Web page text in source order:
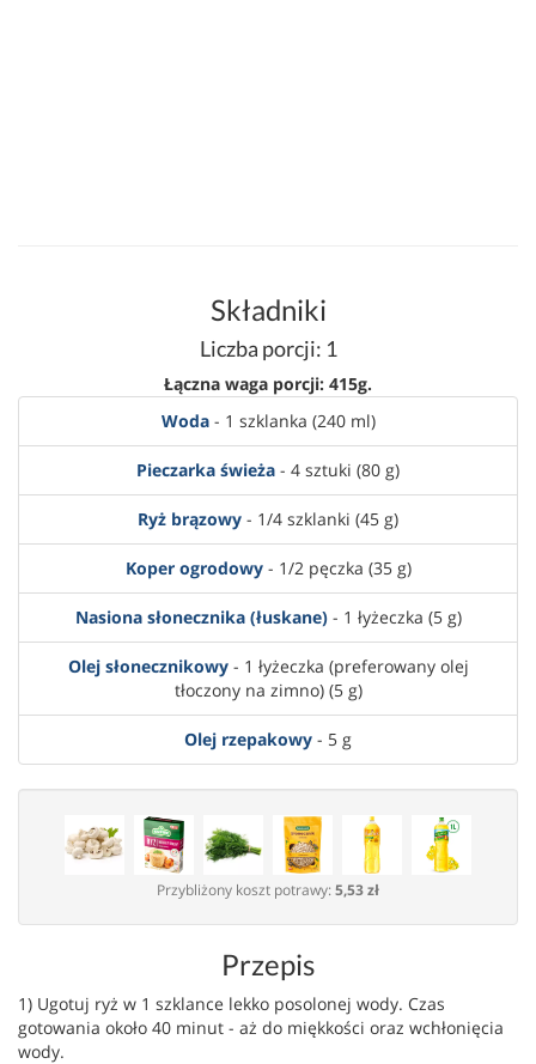
Składniki
Liczba porcji: 1
Łączna waga porcji: 415g.
Woda- 1 szklanka (240 ml)
Pieczarka świeża - 4 sztuki (80 g)
Ryż brązowy - 1/4 szklanki (45 g)
Koper ogrodowy- 1/2 pęczka (35 g)
Nasiona słonecznika (łuskane)- 1 łyżeczka (5 g)
Olej słonecznikowy- 1 łyżeczka (preferowany olej
tłoczony na zimno) (5 g)
Olej rzepakowy - 5 g
Przybliżony koszt potrawy:5,53 zł
Przepis
1) Ugotuj ryż w 1 szklance lekko posolonej wody. Czas
gotowania około 40 minut - aż do miękkości oraz wchłonięcia
wody.